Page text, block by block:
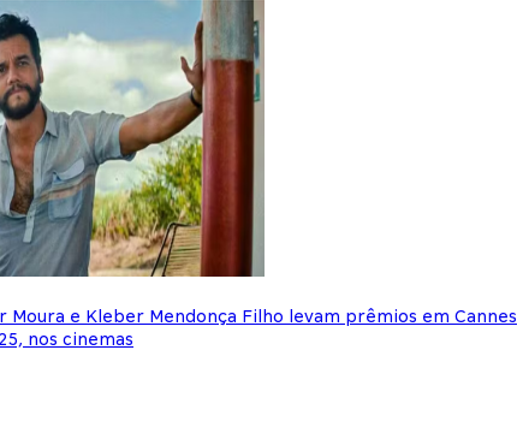
Moura e Kleber Mendonça Filho levam prêmios em Cannes
nos cinemas